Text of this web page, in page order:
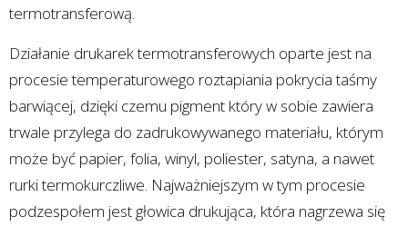
termotransferową.
Działanie drukarek termotransferowych oparte jest na
procesie temperaturowego roztapiania pokrycia taśmy
barwiącej, dzięki czemu pigment który w sobie zawiera
trwale przylega do zadrukowywanego materiału, którym
może być papier, folia, winyl, poliester, satyna, a nawet
rurki termokurczliwe. Najważniejszym w tym procesie
podzespołem jest głowica drukująca, która nagrzewa się